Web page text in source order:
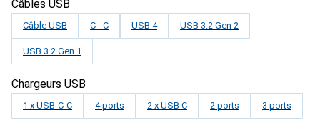
Câbles USB
Câble USB C - C USB 4 USB 3.2 Gen 2
USB 3.2 Gen 1
Chargeurs USB
1 x USB-C-C 4 ports 2 x USB C 2 ports 3 ports